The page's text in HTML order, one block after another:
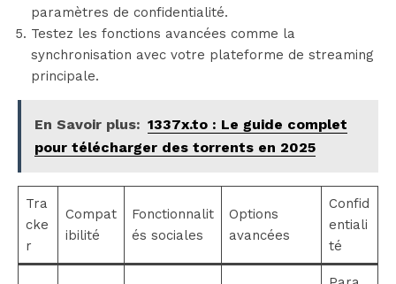
paramètres de confidentialité.
Testez les fonctions avancées comme la
synchronisation avec votre plateforme de streaming
principale.
En Savoir plus: 1337x.to : Le guide complet
pour télécharger des torrents en 2025
Tra
cke
r
Compat
ibilité
Fonctionnalit
és sociales
Options
avancées
Confid
entiali
té